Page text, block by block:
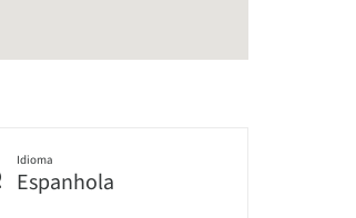
Idioma
Espanhola